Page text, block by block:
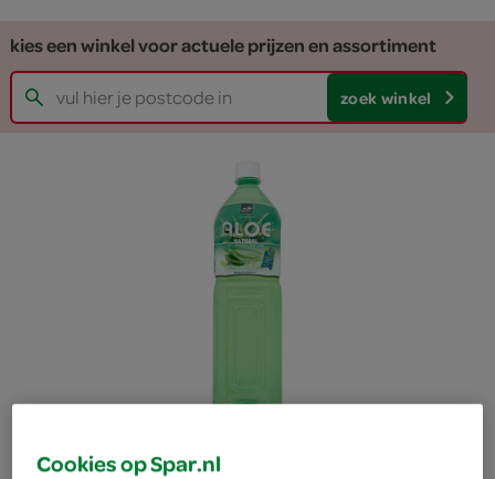
kies een winkel voor actuele prijzen en assortiment
zoek winkel
Cookies op Spar.nl